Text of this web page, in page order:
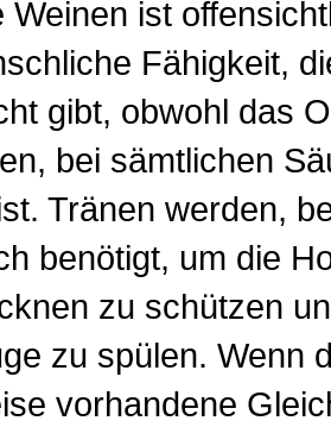
Weinen ist
Fähigkeit,
gibt, obwohl das
bei sämtlichen
Tränen werden,
benötigt, um die
zu schützen
zu spülen. Wenn
vorhandene